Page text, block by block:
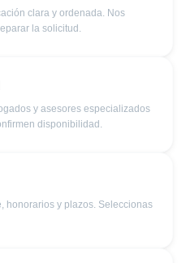
clara y ordenada. Nos
la solicitud.
y asesores especializados
disponibilidad.
honorarios y plazos. Seleccionas